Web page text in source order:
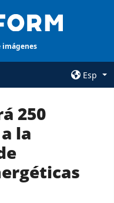
imágenes
Esp
AGENCIA
sobre la agencia
contacto
condiciones de
250
la